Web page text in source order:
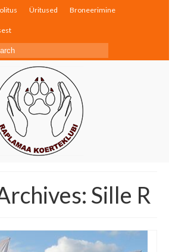
Üritused Broneerimine
Sille R